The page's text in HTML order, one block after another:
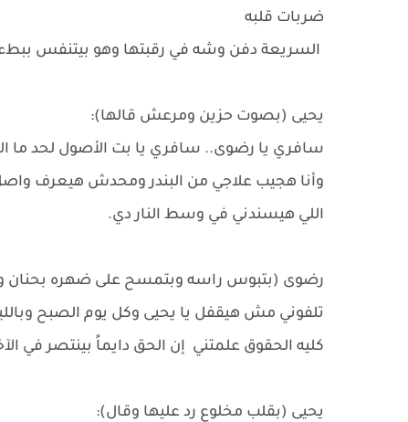
ضربات قلبه
السريعة دفن وشه في رقبتها وهو بيتنفس
يحيى (بصوت حزين ومرعش قالها):
سافري يا رضوى.. سافري يا بت الأصول لحد
وأنا هجيب علاجي من البندر ومحدش هيعرف
اللي هيسندني في وسط النار دي.
رضوى (بتبوس راسه وبتمسح على ضهره بحنان
تلفوني مش هيقفل يا يحيى وكل يوم الصبح
كليه الحقوق علمتني إن الحق دايماً بينتصر في
يحيى (بقلب مخلوع رد عليها وقال):